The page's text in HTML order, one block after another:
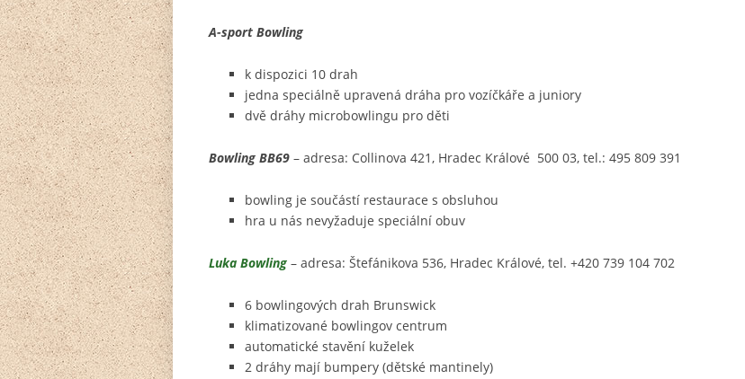
A-sport Bowling
k dispozici 10 drah
jedna speciálně upravená dráha pro vozíčkáře a juniory
dvě dráhy microbowlingu pro děti
Bowling BB69 – adresa: Collinova 421, Hradec Králové 500 03, tel.: 495 809 391
bowling je součástí restaurace s obsluhou
hra u nás nevyžaduje speciální obuv
Luka Bowling – adresa: Štefánikova 536, Hradec Králové, tel. +420 739 104 702
6 bowlingových drah Brunswick
klimatizované bowlingov centrum
automatické stavění kuželek
2 dráhy mají bumpery (dětské mantinely)